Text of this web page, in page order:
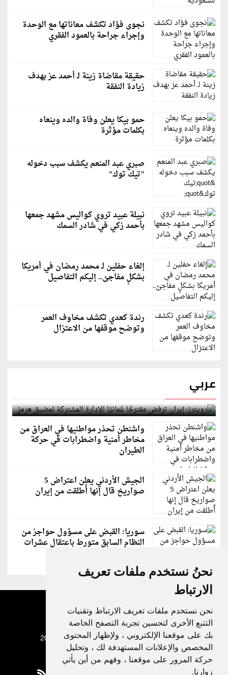
نحنُ نستخدم ملفات تعريف
الارتباط
نحن نستخدم ملفات تعريف الارتباط وتقنيات
التتبع الأخرى لتحسين تجربة التصفح الخاصة
بك على موقعنا الإلكتروني ، ولإظهار المحتوى
المخصص والإعلانات المستهدفة لك ، وتحليل
حركة المرور على موقعنا ، وفهم من أين يأتي
زوارنا.
نجوى فؤاد تكشف معاناتها مع الوحدة
وإجراء جراحة بالعمود الفقري
حقيقة مقاضاة زينة لـ أحمد عز بهدف
زيادة النفقة
حمو بيكا يعلن وفاة والده وينعاه
بكلمات مؤثرة
صبري عبد المنعم يكشف سبب دخوله
"تيك توك"
نبيلة عبيد تروي كواليس مشهد جمعها
بأحمد زكي في شادر السمك
إلغاء حفلين لـ محمد رمضان في أمريكا
بشكلٍ مفاجئ.. إليكم التفاصيل
رندة كعدي تكشف مخاوف العمر
وتوضح موقفها من الاعتزال
عربي
رويترز: إيران ترفض مقترحًا عُمانيًا للإدارة المشتركة
لمضيق هرمز
واشنطن تحذر مواطنيها في العراق من
مخاطر أمنية واضطرابات في حركة
الطيران
الجيش الأردني يعلن اعتراض 5
صواريخ قال إنها أُطلقت من إيران
سوريا: القبض على مسؤول حواجز من
النظام السابق متورط باعتقال عشرات
جميع الحقوق محفوظة لدنيا الوطن © 2003 - 2022